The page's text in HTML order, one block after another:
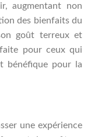
augmentant non
des bienfaits du
goût terreux et
pour ceux qui
bénéfique pour la
une expérience